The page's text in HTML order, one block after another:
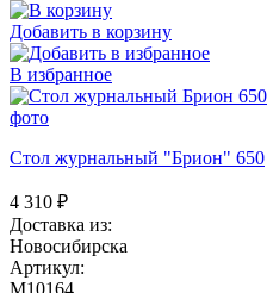
Добавить в корзину
В избранное
Стол журнальный "Брион" 650
4 310 ₽
Доставка из:
Новосибирска
Артикул:
M10164